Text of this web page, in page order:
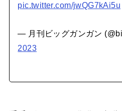
pic.twitter.com/jwQG7kAi5u
— 月刊ビッグガンガン
2023